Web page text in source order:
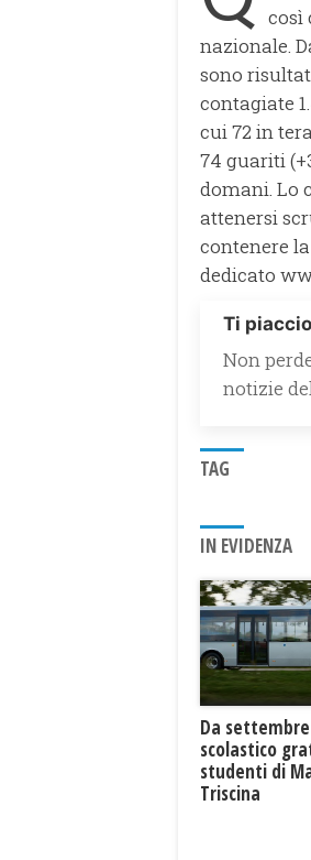
così
nazionale.
sono
contagiate
cui 72 in
74 guariti
domani. Lo
attenersi
contenere
dedicato
Ti
Non
notizie
TAG
IN EVIDENZA
Da
scolastico
studenti di
Triscina